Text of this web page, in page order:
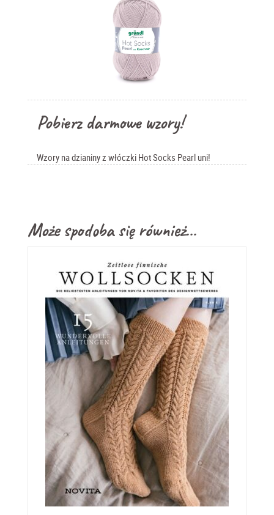
Pobierz darmowe wzory!
Wzory na dzianiny z włóczki Hot Socks Pearl uni!
Może spodoba się również…